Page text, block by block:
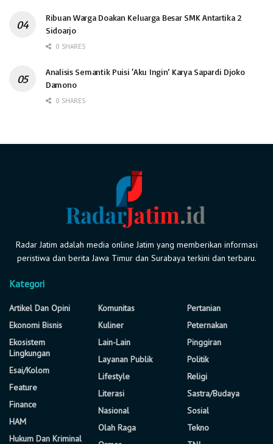
Ribuan Warga Doakan Keluarga Besar SMK Antartika 2
Sidoarjo
0 SHARES
Analisis Semantik Puisi ‘Aku Ingin’ Karya Sapardi Djoko
Damono
0 SHARES
Radar Jatim adalah media online Jatim yang memberikan informasi
peristiwa dan berita Jawa Timur dan Surabaya terkini dan terbaru.
Kategori
Artikel Dan Opini
Ekonomi Bisnis
Ekosistem
Lingkungan
Esai/Kolom
Feature
Finance
HAM
Hukum Dan Kriminal
Komunitas
Kuliner
Lain-Lain
Layanan Publik
Lifestyle
Literasi
Nasional
Olah Raga
Pertanian
Peternakan
Pinggiran
Politik
Religi
Sastra/Budaya
Sosial
Tekno